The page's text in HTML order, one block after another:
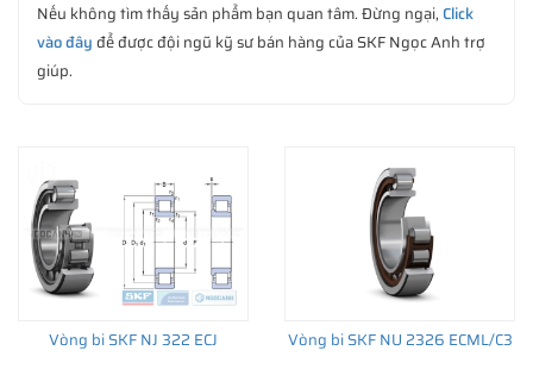
Nếu không tìm thấy sản phẩm bạn quan tâm. Đừng ngại, Click
vào đâyđể được đội ngũ kỹ sư bán hàng của SKF Ngọc Anh trợ
giúp.
Vòng bi SKF NJ 322 ECJ Vòng bi SKF NU 2326 ECML/C3